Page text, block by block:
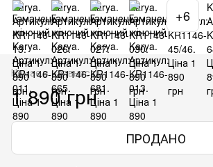
+6
Немає в наявності
1 890 грн
ПРОДАНО